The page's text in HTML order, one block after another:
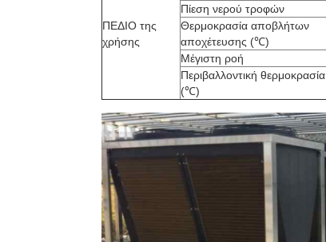
ΠΕΔΙΟ της
χρήσης
Πίεση νερού τροφών
Θερμοκρασία αποβλήτων
αποχέτευσης (℃)
Μέγιστη ροή
Περιβαλλοντική θερμοκρασία
(℃)